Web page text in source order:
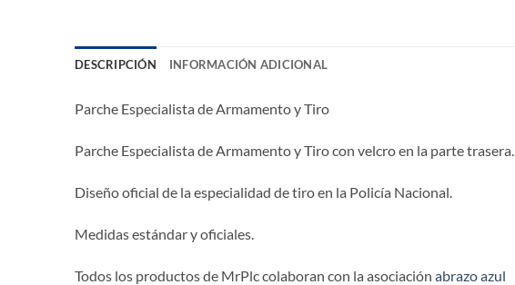
DESCRIPCIÓN INFORMACIÓN ADICIONAL
Parche Especialista de Armamento y Tiro
Parche Especialista de Armamento y Tiro con velcro en la parte trasera.
Diseño oficial de la especialidad de tiro en la Policía Nacional.
Medidas estándar y oficiales.
Todos los productos de MrPlc colaboran con la asociación abrazo azul